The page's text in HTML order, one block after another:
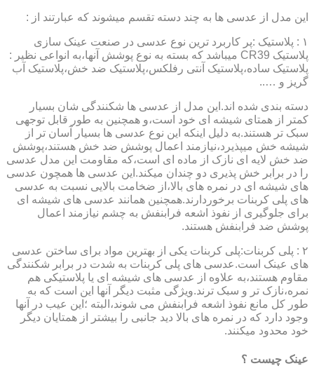
این مدل از عدسی ها به چند دسته تقسم میشوند که عبارتند از :
۱ : پلاستیک :پر کاربرد ترین نوع عدسی در صنعت عینک سازی
پلاستیک CR39 میباشد که بسته به نوع پوشش آنها،به انواعی نظیر :
پلاستیک ساده،پلاستیک آنتی رفلکس،پلاستیک ضد خش،پلاستیک آب
گریز و …..
دسته بندی شده اند.این مدل از عدسی ها شکنندگی شان بسیار
کمتر از همتای شیشه ای خود است،و همچنین به طور قابل توجهی
سبک تر هستند.به دلیل اینکه این نوع عدسی ها بسیار آسان تر از
شیشه خش میپذیرد،نیازمند اعمال پوشش ضد خش هستند،پوشش
ضد خش لایه ای نازک از ماده ای است،که مقاومت این مدل عدسی
را در برابر خش پذیری دو چندان میکند.این عدسی ها همچون عدسی
های شیشه ای در نمره های بالا،از ضخامت بالایی نسبت به عدسی
های پلی کربنات برخوردارند.همچنین همانند عدسی های شیشه ای
برای جلوگیری از نفوذ اشعه فرابنفش به چشم نیازمند اعمال
پوشش ضد فرابنفش هستند.
۲ : پلی کربنات:پلی کربنات یکی از بهترین مواد برای ساختن عدسی
های عینک است.عدسی های پلی کربنات به شدت در برابر شکنندگی
مقاوم هستند،به علاوه از عدسی های شیشه ای یا پلاستیکی هم
نمره،نازک تر و سبک ترند.ویژگی مثبت دیگر آنها این است که به
طور کل مانع نفوذ اشعه فرابنفش می شوند،البته ؛این عیب در آنها
وجود دارد که در نمره های بالا دید جانبی را بیشتر از همتایان دیگر
خود محدود میکنند.
عینک چیست ؟